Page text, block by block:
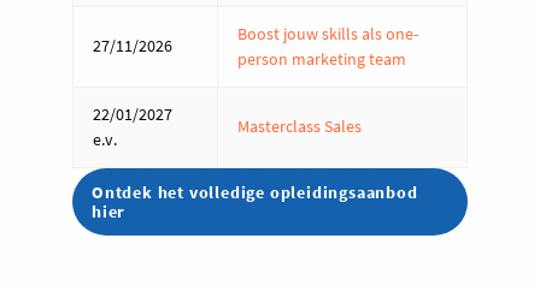
27/11/2026
Boost jouw skills als one-
person marketing team
22/01/2027
e.v.
Masterclass Sales
Ontdek het volledige opleidingsaanbod
hier